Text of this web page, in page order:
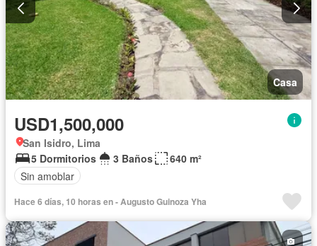
Casa
USD1,500,000
San Isidro, Lima
5 Dormitorios
3 Baños
640 m²
Sin amoblar
Hace 6 días, 10 horas en - Augusto Guinoza Yha